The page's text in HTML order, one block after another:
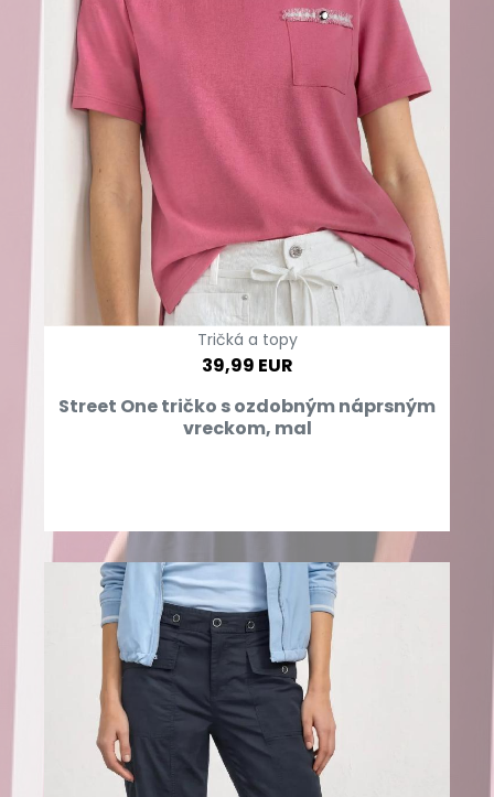
Tričká a topy
39,99 EUR
Street One tričko s ozdobným náprsným
vreckom, mal